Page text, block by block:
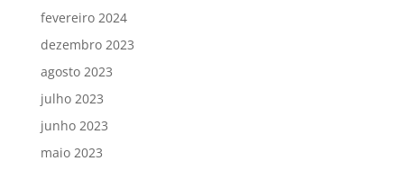
fevereiro 2024
dezembro 2023
agosto 2023
julho 2023
junho 2023
maio 2023